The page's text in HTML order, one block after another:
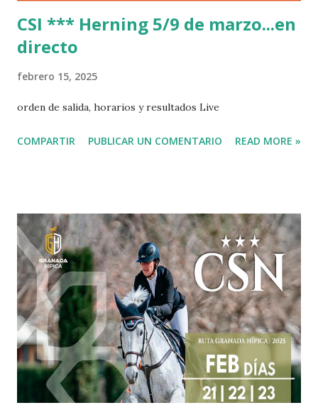
CSI *** Herning 5/9 de marzo...en
directo
febrero 15, 2025
orden de salida, horarios y resultados Live
COMPARTIR PUBLICAR UN COMENTARIO READ MORE »